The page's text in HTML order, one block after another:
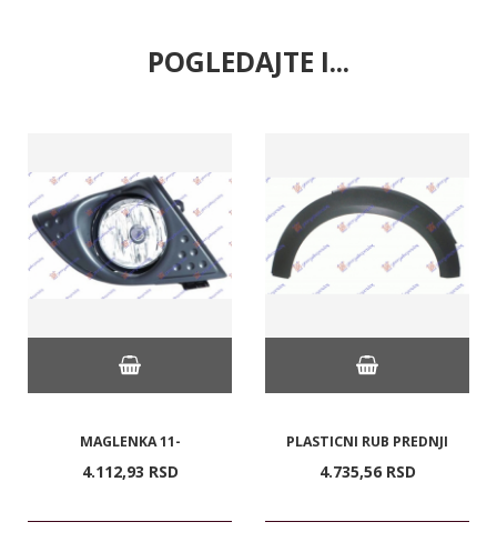
POGLEDAJTE I...
MAGLENKA 11-
4.112,93 RSD
PLASTICNI RUB PREDNJI
4.735,56 RSD